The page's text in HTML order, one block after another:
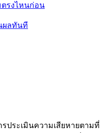
ตรงไหนก่อน
ผลทันที
ประเมินความเสียหายตามที่